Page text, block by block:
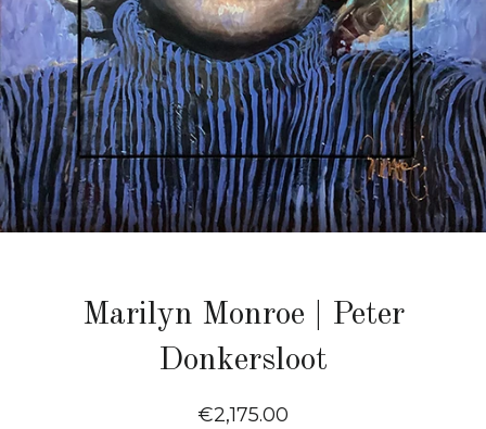
Marilyn Monroe | Peter
Donkersloot
Normale
€2,175.00